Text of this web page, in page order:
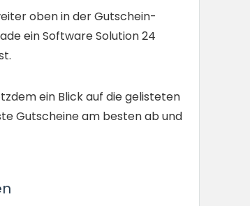
oben in der Gutschein-
ein Software Solution 24
ein Blick auf die gelisteten
Gutscheine am besten ab und